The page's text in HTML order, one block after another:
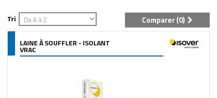
Tri Comparer (0)
LAINE À SOUFFLER - ISOLANT
VRAC